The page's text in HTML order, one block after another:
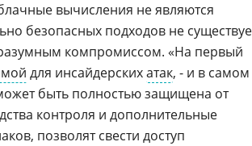
вычисления не являются
безопасных подходов не
компромиссом. «На первый
для инсайдерскихатак, - и в самом
быть полностью защищена от
контроля и дополнительные
позволят свести доступ